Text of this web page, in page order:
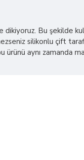
Bu şekilde
silikonlu çift
aynı zamanda